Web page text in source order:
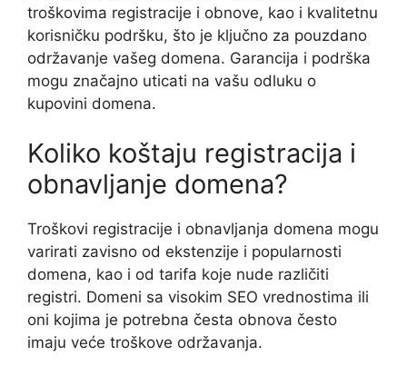
troškovima registracije i obnove, kao i kvalitetnu
korisničku podršku, što je ključno za pouzdano
održavanje vašeg domena. Garancija i podrška
mogu značajno uticati na vašu odluku o
kupovini domena.
Koliko koštaju registracija i
obnavljanje domena?
Troškovi registracije i obnavljanja domena mogu
varirati zavisno od ekstenzije i popularnosti
domena, kao i od tarifa koje nude različiti
registri. Domeni sa visokim SEO vrednostima ili
oni kojima je potrebna česta obnova često
imaju veće troškove održavanja.